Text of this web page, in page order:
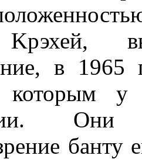
в 1965
которым
Oни
банту